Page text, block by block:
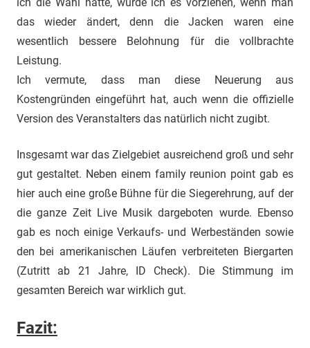
das wieder ändert, denn die Jacken waren eine
wesentlich bessere Belohnung für die vollbrachte
Leistung.
Ich vermute, dass man diese Neuerung aus
Kostengründen eingeführt hat, auch wenn die offizielle
Version des Veranstalters das natürlich nicht zugibt.
Insgesamt war das Zielgebiet ausreichend groß und sehr
gut gestaltet. Neben einem family reunion point gab es
hier auch eine große Bühne für die Siegerehrung, auf der
die ganze Zeit Live Musik dargeboten wurde. Ebenso
gab es noch einige Verkaufs- und Werbeständen sowie
den bei amerikanischen Läufen verbreiteten Biergarten
(Zutritt ab 21 Jahre, ID Check). Die Stimmung im
gesamten Bereich war wirklich gut.
Fazit: